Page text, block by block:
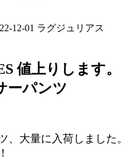
12-01 ラグジュリアス
値上りします。
ーパンツ
、大量に入荷しました。